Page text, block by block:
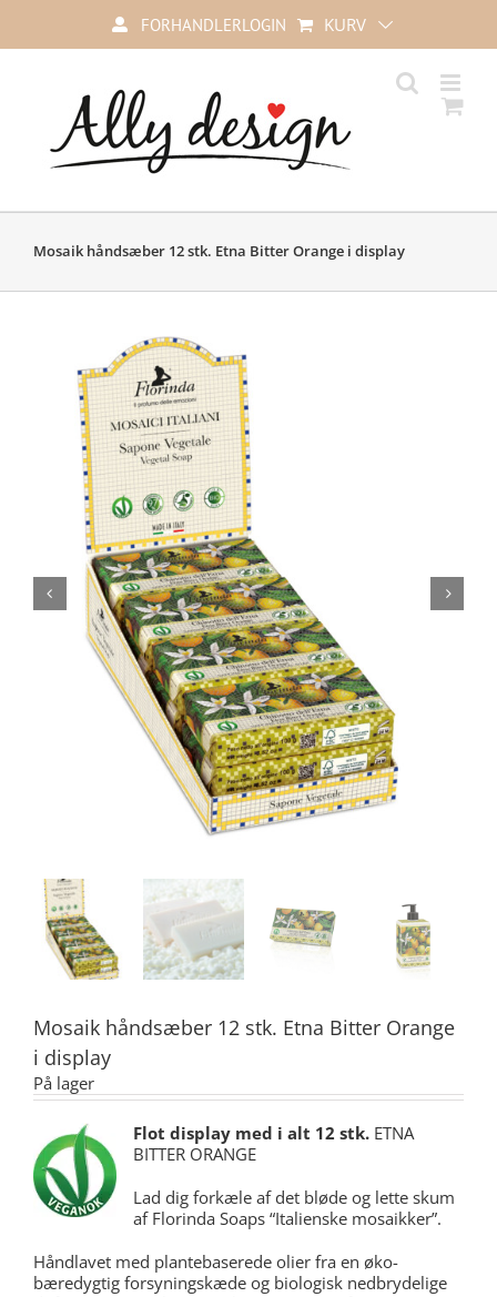
content
FORHANDLERLOGIN KURV
Mosaik håndsæber 12 stk. Etna Bitter Orange i display
Mosaik håndsæber 12 stk. Etna Bitter Orange
i display
På lager
Flot display med i alt 12 stk. ETNA
BITTER ORANGE
Lad dig forkæle af det bløde og lette skum
af Florinda Soaps “Italienske mosaikker”.
Håndlavet med plantebaserede olier fra en øko-
bæredygtig forsyningskæde og biologisk nedbrydelige